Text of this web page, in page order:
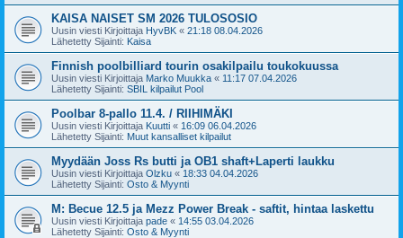
KAISA NAISET SM 2026 TULOSOSIO
Uusin viesti Kirjoittaja HyvBK « 21:18 08.04.2026
Lähetetty Sijainti: Kaisa
Finnish poolbilliard tourin osakilpailu toukokuussa
Uusin viesti Kirjoittaja Marko Muukka « 11:17 07.04.2026
Lähetetty Sijainti: SBIL kilpailut Pool
Poolbar 8-pallo 11.4. / RIIHIMÄKI
Uusin viesti Kirjoittaja Kuutti « 16:09 06.04.2026
Lähetetty Sijainti: Muut kansalliset kilpailut
Myydään Joss Rs butti ja OB1 shaft+Laperti laukku
Uusin viesti Kirjoittaja Olzku « 18:33 04.04.2026
Lähetetty Sijainti: Osto & Myynti
M: Becue 12.5 ja Mezz Power Break - saftit, hintaa laskettu
Uusin viesti Kirjoittaja pade « 14:55 03.04.2026
Lähetetty Sijainti: Osto & Myynti